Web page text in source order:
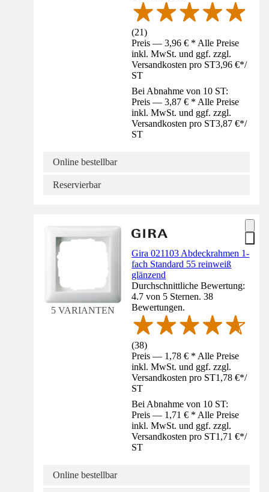
(21)
Preis — 3,96 € * Alle Preise
inkl. MwSt. und ggf. zzgl.
Versandkosten pro ST3,96 €*/
ST
Bei Abnahme von 10 ST:
Preis — 3,87 € * Alle Preise
inkl. MwSt. und ggf. zzgl.
Versandkosten pro ST3,87 €*/
ST
Online bestellbar
Reservierbar
5 VARIANTEN
Gira 021103 Abdeckrahmen 1-
fach Standard 55 reinweiß
glänzend
Durchschnittliche Bewertung:
4.7 von 5 Sternen. 38
Bewertungen.
(38)
Preis — 1,78 € * Alle Preise
inkl. MwSt. und ggf. zzgl.
Versandkosten pro ST1,78 €*/
ST
Bei Abnahme von 10 ST:
Preis — 1,71 € * Alle Preise
inkl. MwSt. und ggf. zzgl.
Versandkosten pro ST1,71 €*/
ST
Online bestellbar